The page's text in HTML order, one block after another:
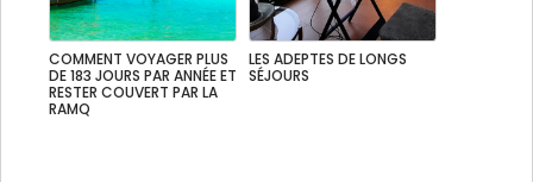
COMMENT VOYAGER PLUS
DE 183 JOURS PAR ANNÉE ET
RESTER COUVERT PAR LA
RAMQ
LES ADEPTES DE LONGS
SÉJOURS